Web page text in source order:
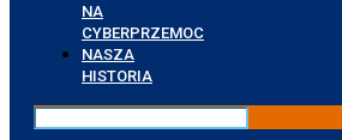
NA
CYBERPRZEMOC
NASZA
HISTORIA